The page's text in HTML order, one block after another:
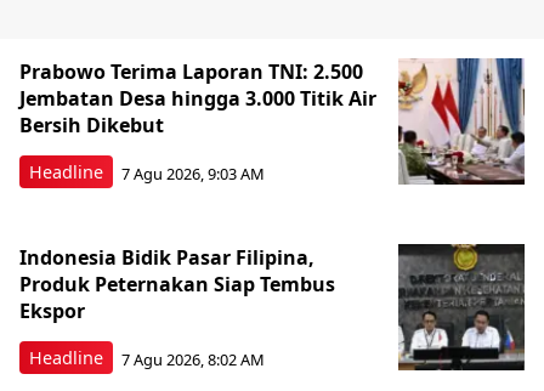
Headline
Prabowo Terima Laporan TNI: 2.500
Jembatan Desa hingga 3.000 Titik Air
Bersih Dikebut
7 Agu 2026, 9:03 AM
Headline
Indonesia Bidik Pasar Filipina,
Produk Peternakan Siap Tembus
Ekspor
7 Agu 2026, 8:02 AM